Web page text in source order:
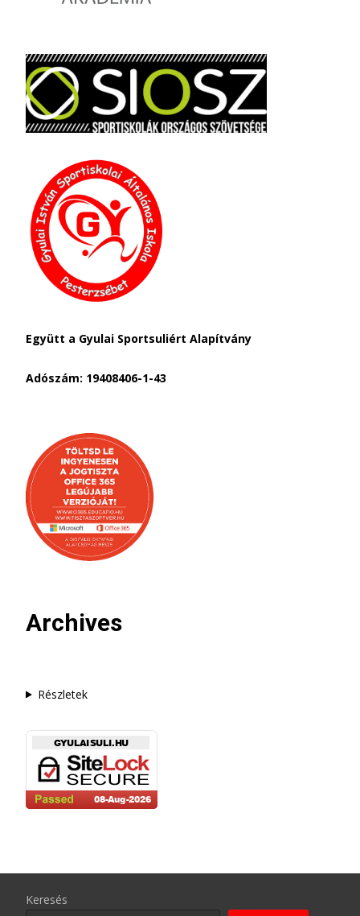
Együtt a Gyulai Sportsuliért Alapítvány
Adószám: 19408406-1-43
Archives
Részletek
Keresés